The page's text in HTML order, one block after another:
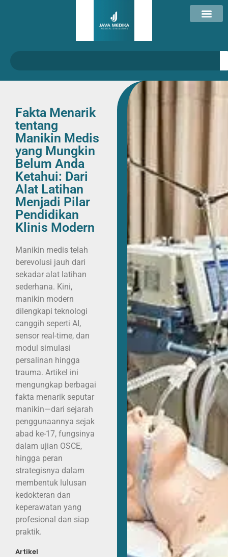
Fakta Menarik
tentang
Manikin Medis
yang Mungkin
Belum Anda
Ketahui: Dari
Alat Latihan
Menjadi Pilar
Pendidikan
Klinis Modern
Manikin medis telah
berevolusi jauh dari
sekadar alat latihan
sederhana. Kini,
manikin modern
dilengkapi teknologi
canggih seperti AI,
sensor real-time, dan
modul simulasi
persalinan hingga
trauma. Artikel ini
mengungkap berbagai
fakta menarik seputar
manikin—dari sejarah
penggunaannya sejak
abad ke-17, fungsinya
dalam ujian OSCE,
hingga peran
strategisnya dalam
membentuk lulusan
kedokteran dan
keperawatan yang
profesional dan siap
praktik.
Artikel